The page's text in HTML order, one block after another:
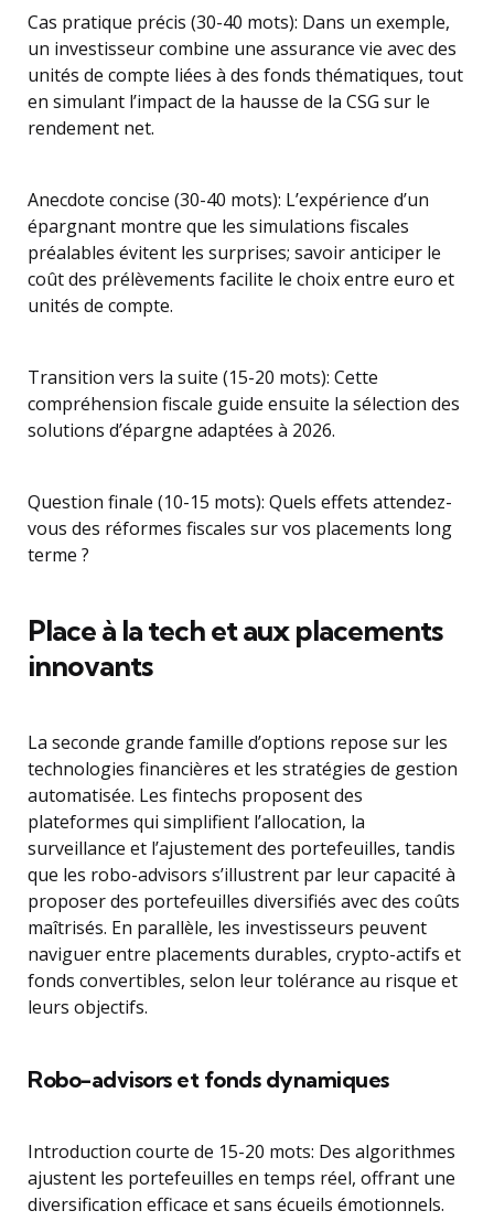
Cas pratique précis (30-40 mots): Dans un exemple,
un investisseur combine une assurance vie avec des
unités de compte liées à des fonds thématiques, tout
en simulant l’impact de la hausse de la CSG sur le
rendement net.
Anecdote concise (30-40 mots): L’expérience d’un
épargnant montre que les simulations fiscales
préalables évitent les surprises; savoir anticiper le
coût des prélèvements facilite le choix entre euro et
unités de compte.
Transition vers la suite (15-20 mots): Cette
compréhension fiscale guide ensuite la sélection des
solutions d’épargne adaptées à 2026.
Question finale (10-15 mots): Quels effets attendez-
vous des réformes fiscales sur vos placements long
terme ?
Place à la tech et aux placements
innovants
La seconde grande famille d’options repose sur les
technologies financières et les stratégies de gestion
automatisée. Les fintechs proposent des
plateformes qui simplifient l’allocation, la
surveillance et l’ajustement des portefeuilles, tandis
que les robo-advisors s’illustrent par leur capacité à
proposer des portefeuilles diversifiés avec des coûts
maîtrisés. En parallèle, les investisseurs peuvent
naviguer entre placements durables, crypto-actifs et
fonds convertibles, selon leur tolérance au risque et
leurs objectifs.
Robo-advisors et fonds dynamiques
Introduction courte de 15-20 mots: Des algorithmes
ajustent les portefeuilles en temps réel, offrant une
diversification efficace et sans écueils émotionnels.